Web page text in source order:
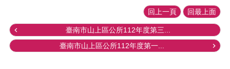
回上一頁 回最上面
臺南市山上區公所112年度第三...
臺南市山上區公所112年度第一...